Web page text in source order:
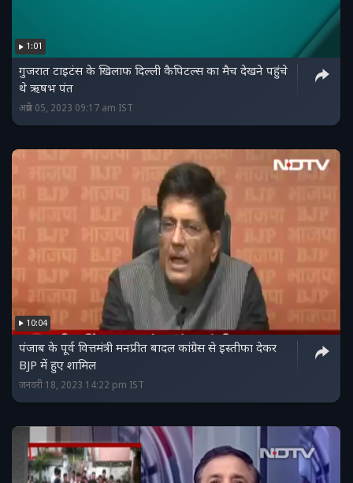
1:01
गुजरात टाइटंस के खिलाफ दिल्ली कैपिटल्स का मैच देखने पहुंचे
थे ऋषभ पंत
अप्रैल 05, 2023 09:17 am IST
10:04
पंजाब के पूर्व वित्तमंत्री मनप्रीत बादल कांग्रेस से इस्तीफा देकर
BJP में हुए शामिल
जनवरी 18, 2023 14:22 pm IST